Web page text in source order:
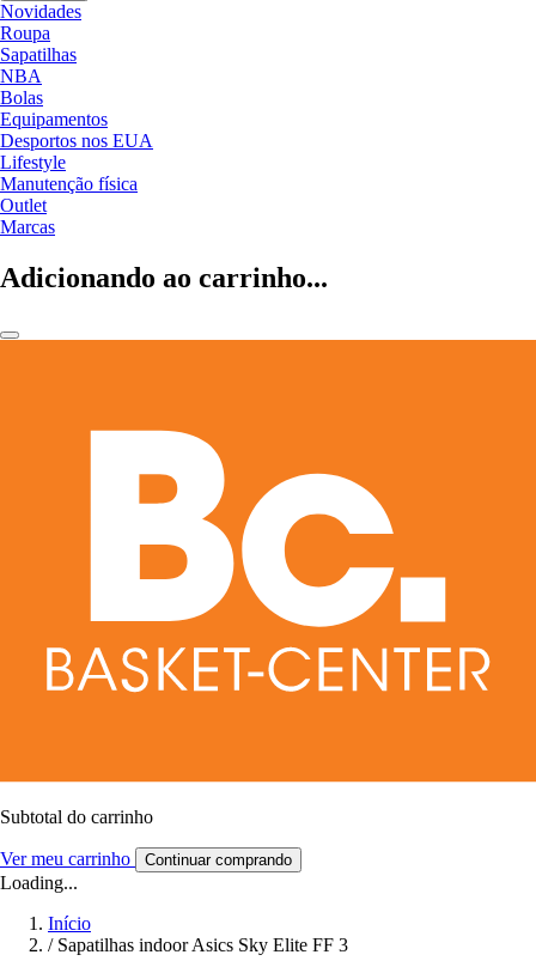
Novidades
Roupa
Sapatilhas
NBA
Bolas
Equipamentos
Desportos nos EUA
Lifestyle
Manutenção física
Outlet
Marcas
Adicionando ao carrinho...
Subtotal do carrinho
Ver meu carrinho Continuar comprando
Loading...
Início
/ Sapatilhas indoor Asics Sky Elite FF 3